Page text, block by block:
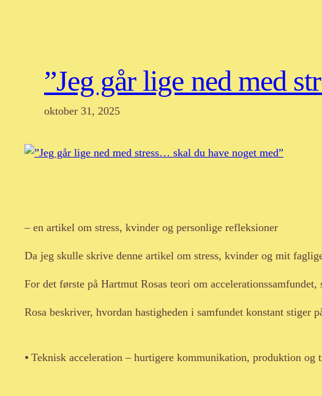
”Jeg går lige ned med
oktober 31, 2025
– en artikel om stress, kvinder og personlige refleksioner
Da jeg skulle skrive denne artikel om stress, kvinder og mit
For det første på Hartmut Rosas teori om
Rosa beskriver, hvordan hastigheden i samfundet konstant stiger
⦁ Teknisk acceleration – hurtigere kommunikation, produktion og